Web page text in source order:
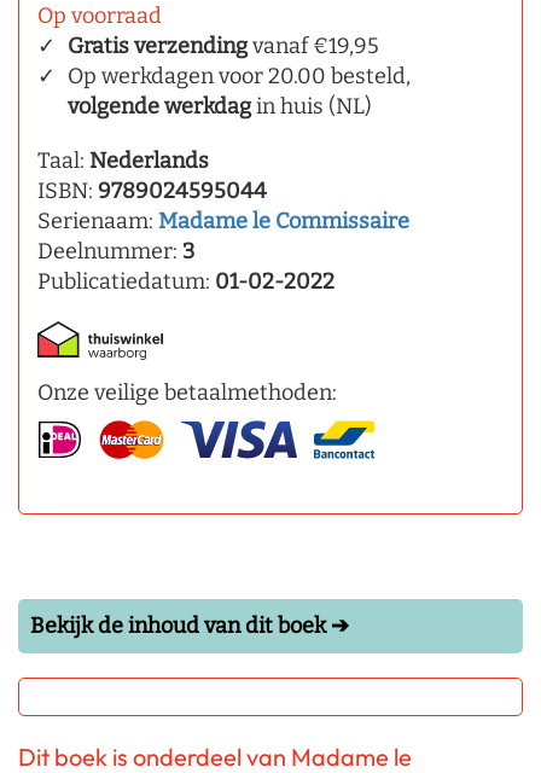
Op voorraad
Gratis verzendingvanaf €19,95
Op werkdagen voor 20.00 besteld,
volgende werkdagin huis (NL)
Taal: Nederlands
ISBN: 9789024595044
Serienaam: Madame le Commissaire
Deelnummer: 3
Publicatiedatum: 01-02-2022
Onze veilige betaalmethoden:
Bekijk de inhoud van dit boek ➔
Dit boek is onderdeel van Madame le